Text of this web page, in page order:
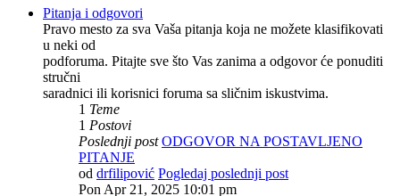
Pitanja i odgovori
Pravo mesto za sva Vaša pitanja koja ne možete klasifikovati
u neki od
podforuma. Pitajte sve što Vas zanima a odgovor će ponuditi
stručni
saradnici ili korisnici foruma sa sličnim iskustvima.
1 Teme
1 Postovi
Poslednji post ODGOVOR NA POSTAVLJENO
PITANJE
od drfilipović Pogledaj poslednji post
Pon Apr 21, 2025 10:01 pm